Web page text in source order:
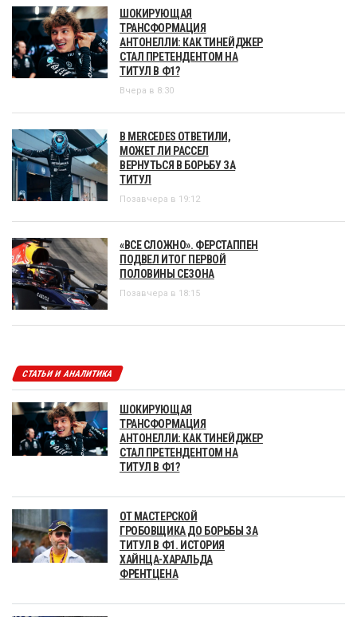
ШОКИРУЮЩАЯ
ТРАНСФОРМАЦИЯ
АНТОНЕЛЛИ: КАК ТИНЕЙДЖЕР
СТАЛ ПРЕТЕНДЕНТОМ НА
ТИТУЛ В Ф1?
Вчера в 8:30
В MERCEDES ОТВЕТИЛИ,
МОЖЕТ ЛИ РАССЕЛ
ВЕРНУТЬСЯ В БОРЬБУ ЗА
ТИТУЛ
Позавчера в 19:12
«ВСЕ СЛОЖНО». ФЕРСТАППЕН
ПОДВЕЛ ИТОГ ПЕРВОЙ
ПОЛОВИНЫ СЕЗОНА
Позавчера в 18:15
СТАТЬИ И АНАЛИТИКА
ШОКИРУЮЩАЯ
ТРАНСФОРМАЦИЯ
АНТОНЕЛЛИ: КАК ТИНЕЙДЖЕР
СТАЛ ПРЕТЕНДЕНТОМ НА
ТИТУЛ В Ф1?
ОТ МАСТЕРСКОЙ
ГРОБОВЩИКА ДО БОРЬБЫ ЗА
ТИТУЛ В Ф1. ИСТОРИЯ
ХАЙНЦА-ХАРАЛЬДА
ФРЕНТЦЕНА